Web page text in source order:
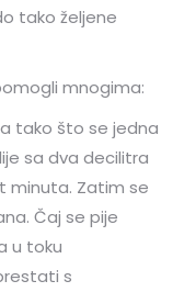
tako željene
mnogima:
tako što se jedna
sa dva decilitra
minuta. Zatim se
Čaj se pije
u toku
s